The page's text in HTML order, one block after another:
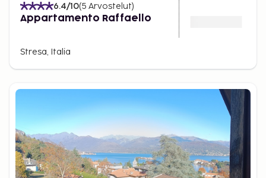
6.4/10(5 Arvostelut)
Appartamento Raffaello
Stresa, Italia